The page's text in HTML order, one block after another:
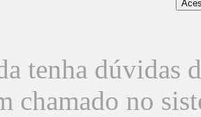
tenha dúvidas
chamado no